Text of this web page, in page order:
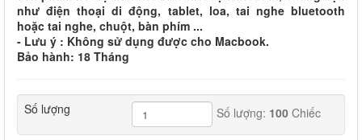
như điện thoại di động, tablet, loa, tai nghe bluetooth
hoặc tai nghe, chuột, bàn phím ...
- Lưu ý : Không sử dụng được cho Macbook.
Bảo hành: 18 Tháng
Số lượng Số lượng: 100Chiếc